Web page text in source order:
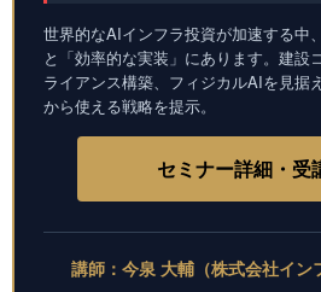
世界的なAIインフラ投資が加速する中
と「効率的な実装」にあります。建設
ライアンス構築、フィジカルAIを見据
から使える戦略を提示。
セミナー詳細・受
講師：今泉 大輔（株式会社イン